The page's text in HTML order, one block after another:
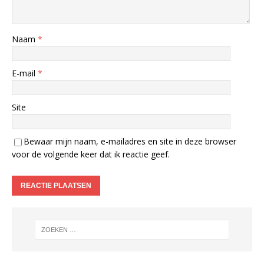
Naam *
E-mail *
Site
Bewaar mijn naam, e-mailadres en site in deze browser
voor de volgende keer dat ik reactie geef.